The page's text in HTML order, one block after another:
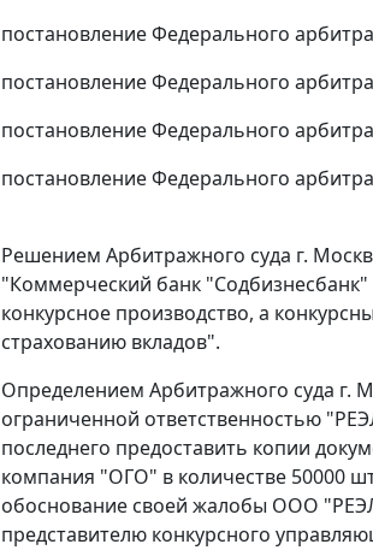
постановлениеФедерального
постановлениеФедерального
постановлениеФедерального
постановлениеФедерального
Решением Арбитражного суда г.
"Коммерческий банк
конкурсное производство, а
страхованию вкладов".
Определением Арбитражного суда г.
ограниченной ответственностью
последнего предоставить копии
компания "ОГО" в количестве 50000
обоснование своей жалобы ООО
представителю конкурсного